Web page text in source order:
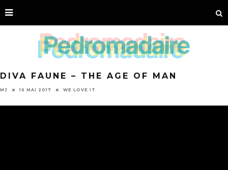
DIVA FAUNE – THE AGE OF MAN
MJ 16 MAI 2017 WE LOVE IT